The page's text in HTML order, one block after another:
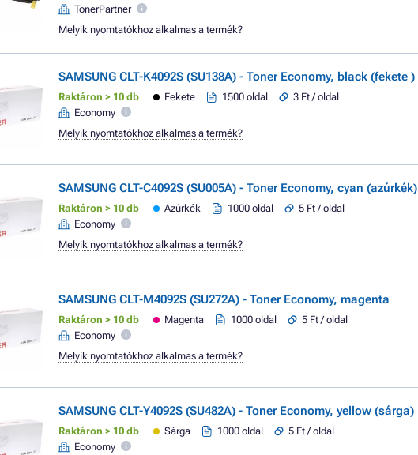
TonerPartner
Melyik nyomtatókhoz alkalmas a termék?
SAMSUNG CLT-K4092S (SU138A) - Toner Economy, black (fekete )
Raktáron > 10 db Fekete 1500 oldal
3 Ft / oldal
Economy
Melyik nyomtatókhoz alkalmas a termék?
SAMSUNG CLT-C4092S (SU005A) - Toner Economy, cyan (azúrkék)
Raktáron > 10 db Azúrkék 1000 oldal
5 Ft / oldal
Economy
Melyik nyomtatókhoz alkalmas a termék?
SAMSUNG CLT-M4092S (SU272A) - Toner Economy, magenta
Raktáron > 10 db Magenta 1000 oldal
5 Ft / oldal
Economy
Melyik nyomtatókhoz alkalmas a termék?
SAMSUNG CLT-Y4092S (SU482A) - Toner Economy, yellow (sárga)
Raktáron > 10 db Sárga 1000 oldal
5 Ft / oldal
Economy